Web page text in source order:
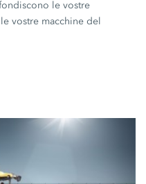
le vostre
vostre macchine del